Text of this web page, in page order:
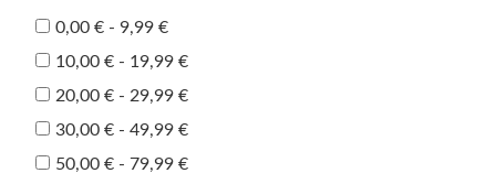
0,00 € - 9,99 €
10,00 € - 19,99 €
20,00 € - 29,99 €
30,00 € - 49,99 €
50,00 € - 79,99 €